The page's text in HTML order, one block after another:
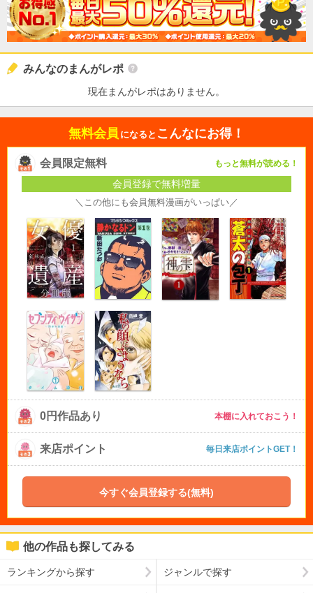
みんなのまんがレポ
現在まんがレポはありません。
無料会員 になると こんなにお得！
会員限定無料 もっと無料が読める！
会員登録で無料増量
＼この他にも会員無料漫画がいっぱい／
0円作品あり 本棚に入れておこう！
来店ポイント 毎日来店ポイントGET！
今すぐ会員登録する(無料)
他の作品も探してみる
ランキングから探す ジャンルで探す